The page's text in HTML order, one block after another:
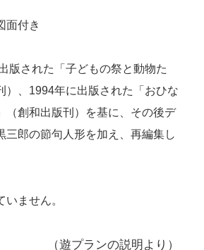
面付き
版された「子どもの祭と動物た
）、1994年に出版された「おひな
（創和出版刊）を基に、その後デ
三郎の節句人形を加え、再編集し
ません。
（遊プランの説明より）